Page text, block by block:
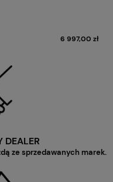
6 997,00 zł
DEALER
ze sprzedawanych marek.